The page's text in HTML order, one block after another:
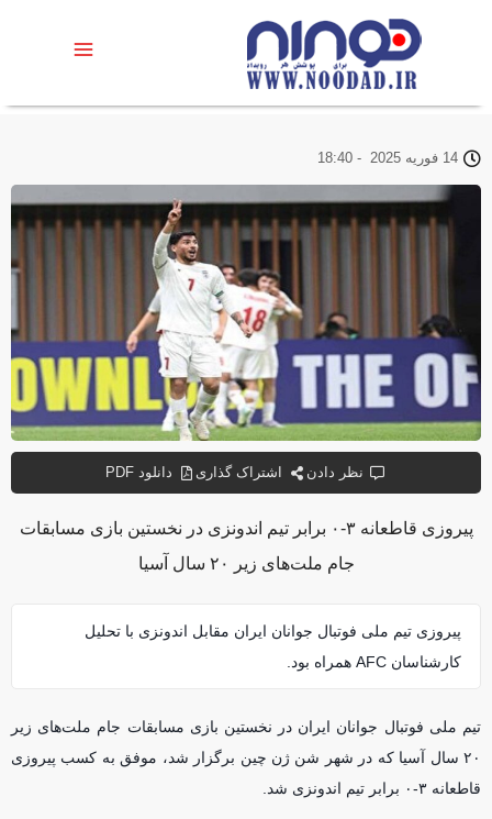
پیروزی قاطعانه ۳-۰ برابر تیم اندونزی در نخستین بازی مسابقات
جام ملت‌های زیر ۲۰ سال آسیا
پیروزی تیم ملی فوتبال جوانان ایران مقابل اندونزی با تحلیل
کارشناسان AFC همراه بود.
تیم ملی فوتبال جوانان ایران در نخستین بازی مسابقات جام ملت‌های زیر
۲۰ سال آسیا که در شهر شن ژن چین برگزار شد، موفق به کسب پیروزی
قاطعانه ۳-۰ برابر تیم اندونزی شد.
14 فوریه 2025 -
18:40
نظر دادن اشتراک گذاری دانلود PDF